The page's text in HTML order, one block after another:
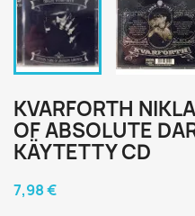
KVARFORTH
OF ABSOLUTE
KÄYTETTY CD
7,98 €